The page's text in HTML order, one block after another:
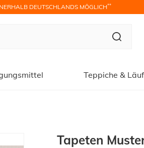
DEUTSCHLANDS MÖGLICH**
Teppiche &
Tapeten